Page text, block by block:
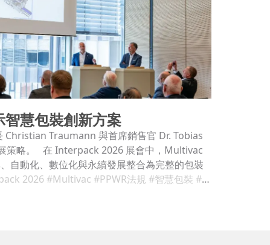
慧包裝創新方案
Christian Traumann 與首席銷售官 Dr. Tobias
策略。 在 Interpack 2026 展會中，Multivac
自動化、數位化與永續發展整合為完整的包裝
杜塞道夫展出多項互聯式（Connected）技
2026 #Multivac #PPWR法規 #智慧包裝 #智慧工廠